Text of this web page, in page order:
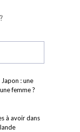
: une
femme ?
à avoir dans